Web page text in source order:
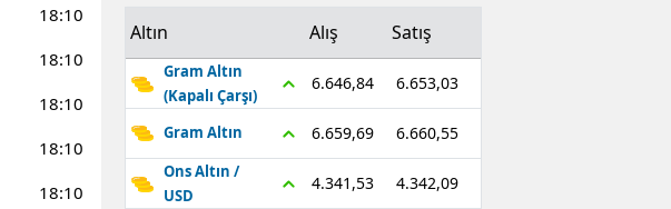
18:10
18:10
18:10
18:10
18:10
Altın Alış Satış
Gram Altın
(Kapalı Çarşı)
6.646,84 6.653,03
Gram Altın 6.659,69 6.660,55
Ons Altın /
USD
4.341,53 4.342,09